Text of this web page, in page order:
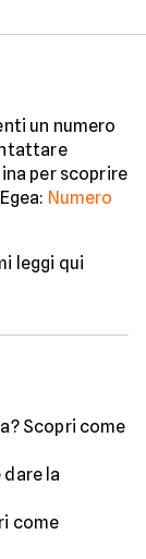
un numero
per scoprire
Numero
leggi qui
Scopri come
la
come